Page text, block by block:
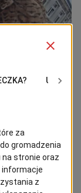
się pierwsze